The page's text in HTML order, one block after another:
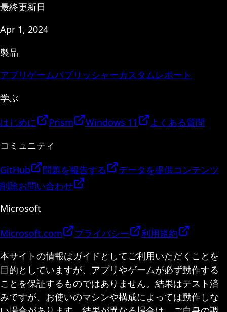
最終更新日
Apr 1, 2024
製品
アプリゲームパブリッシャーカスタムレポート
学ぶ
はじめに Prism Windows 11
よくある質問
コミュニティ
GitHub 問題を報告する データを提供コンテンツ
削除お問い合わせ
Microsoft
Microsoft.com プライバシー
利用規約
本サイトの情報はガイドとしてご利用いただくことを
目的としていますが、アプリやゲームが必ず動作する
ことを保証するものではありません。結果はテスト済
みですが、お使いのマシンや構成によっては動作しな